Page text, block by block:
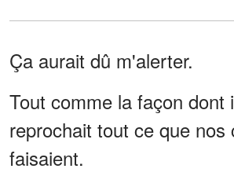
Ça aurait dû m'alerter.
Tout comme la façon dont
reprochait tout ce que nos
faisaient.